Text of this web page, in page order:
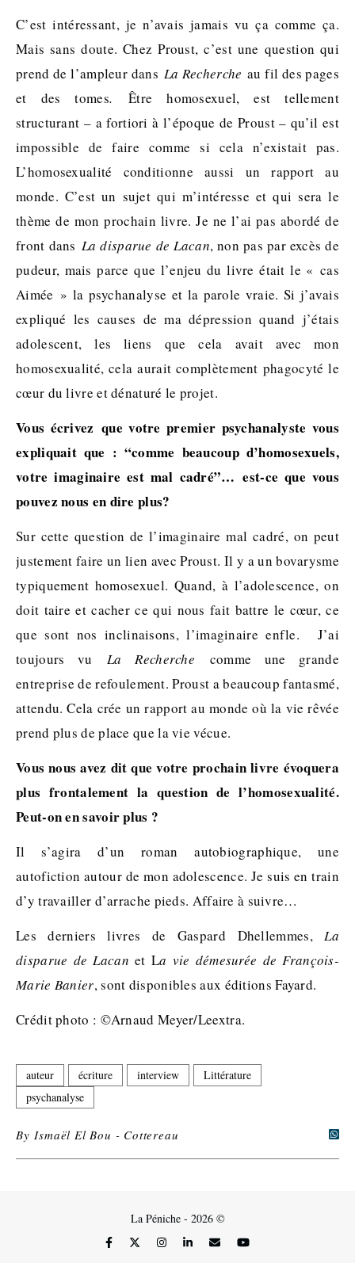
C’est intéressant, je n’avais jamais vu ça comme ça.
Mais sans doute. Chez Proust, c’est une question qui
prend de l’ampleur dans La Rechercheau fil des pages
et des tomes.Être homosexuel, est tellement
structurant – a fortiori à l’époque de Proust – qu’il est
impossible de faire comme si cela n’existait pas.
L’homosexualité conditionne aussi un rapport au
monde. C’est un sujet qui m’intéresse et qui sera le
thème de mon prochain livre. Je ne l’ai pas abordé de
front dans La disparue de Lacan, non pas par excès de
pudeur, mais parce que l’enjeu du livre était le « cas
Aimée » la psychanalyse et la parole vraie. Si j’avais
expliqué les causes de ma dépression quand j’étais
adolescent, les liens que cela avait avec mon
homosexualité, cela aurait complètement phagocyté le
cœur du livre et dénaturé le projet.
Vous écrivez que votre premier psychanalyste vous
expliquait que : “comme beaucoup d’homosexuels,
votre imaginaire est mal cadré”… est-ce que vous
pouvez nous en dire plus?
Sur cette question de l’imaginaire mal cadré, on peut
justement faire un lien avec Proust. Il y a un bovarysme
typiquement homosexuel. Quand, à l’adolescence, on
doit taire et cacher ce qui nous fait battre le cœur, ce
que sont nos inclinaisons, l’imaginaire enfle. J’ai
toujours vu La Recherche comme une grande
entreprise de refoulement. Proust a beaucoup fantasmé,
attendu. Cela crée un rapport au monde où la vie rêvée
prend plus de place que la vie vécue.
Vous nous avez dit que votre prochain livre évoquera
plus frontalement la question de l’homosexualité.
Peut-on en savoir plus ?
Il s’agira d’un roman autobiographique, une
autofiction autour de mon adolescence. Je suis en train
d’y travailler d’arrache pieds. Affaire à suivre…
Les derniers livres de Gaspard Dhellemmes, La
disparue de Lacan et La vie démesurée de François-
Marie Banier, sont disponibles aux éditions Fayard.
Crédit photo : ©Arnaud Meyer/Leextra.
auteur écriture interview
Littérature
psychanalyse
By Ismaël El Bou - Cottereau
La Péniche - 2026 ©